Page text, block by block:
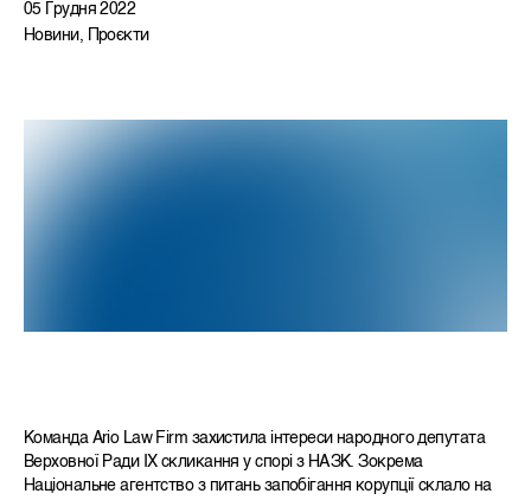
Новини, Проєкти
05 Грудня 2022
Команда Ario Law Firm захистила інтереси народного депутата
Верховної Ради IX скликання у спорі з НАЗК. Зокрема
Національне агентство з питань запобігання корупції склало на